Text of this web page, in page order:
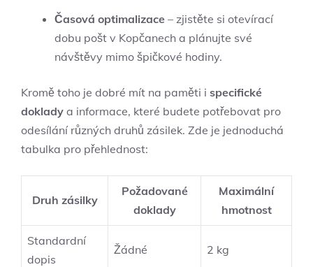
Časová optimalizace – zjistěte si otevírací
dobu pošt v Kopčanech a plánujte své
návštěvy mimo špičkové hodiny.
Kromě toho je dobré mít na paměti i specifické
doklady a informace, které budete potřebovat pro
odesílání různých druhů zásilek. Zde je jednoduchá
tabulka pro přehlednost:
Druh zásilky
Požadované
doklady
Maximální
hmotnost
Standardní
dopis
Žádné 2 kg